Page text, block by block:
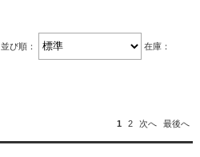
並び順： 在庫：
1 2 次へ 最後へ